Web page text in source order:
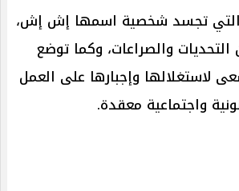
تجسد شخصية اسمها إش إش،
والصراعات، وكما توضع
وإجبارها على العمل
واجتماعية معقدة.